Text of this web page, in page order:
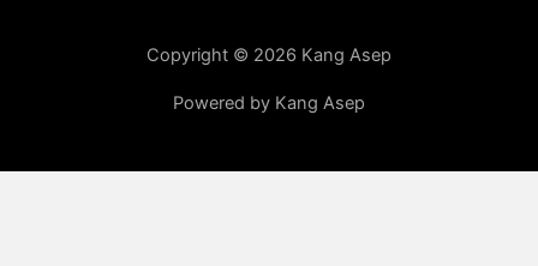
Copyright © 2026 Kang Asep
Powered by Kang Asep